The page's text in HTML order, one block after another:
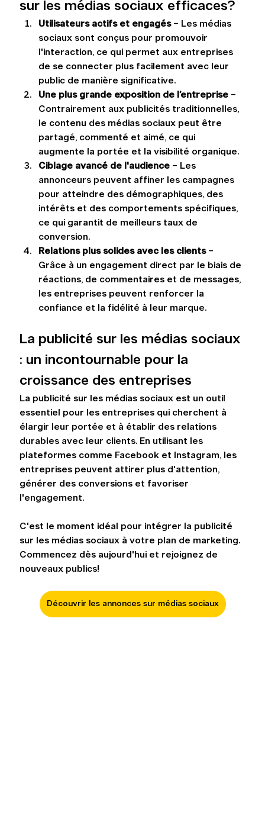
sur les médias sociaux efficaces?
Utilisateurs actifs et engagés – Les médias
sociaux sont conçus pour promouvoir
l'interaction, ce qui permet aux entreprises
de se connecter plus facilement avec leur
public de manière significative.
Une plus grande exposition de l’entreprise –
Contrairement aux publicités traditionnelles,
le contenu des médias sociaux peut être
partagé, commenté et aimé, ce qui
augmente la portée et la visibilité organique.
Ciblage avancé de l'audience – Les
annonceurs peuvent affiner les campagnes
pour atteindre des démographiques, des
intérêts et des comportements spécifiques,
ce qui garantit de meilleurs taux de
conversion.
Relations plus solides avec les clients –
Grâce à un engagement direct par le biais de
réactions, de commentaires et de messages,
les entreprises peuvent renforcer la
confiance et la fidélité à leur marque.
La publicité sur les médias sociaux
: un incontournable pour la
croissance des entreprises
La publicité sur les médias sociaux est un outil
essentiel pour les entreprises qui cherchent à
élargir leur portée et à établir des relations
durables avec leur clients. En utilisant les
plateformes comme Facebook et Instagram, les
entreprises peuvent attirer plus d'attention,
générer des conversions et favoriser
l'engagement.
C'est le moment idéal pour intégrer la publicité
sur les médias sociaux à votre plan de marketing.
Commencez dès aujourd'hui et rejoignez de
nouveaux publics!
Découvrir les annonces sur médias sociaux